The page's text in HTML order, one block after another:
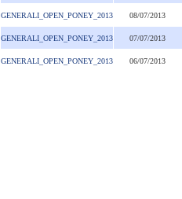
GENERALI_OPEN_PONEY_2013 08/07/2013
GENERALI_OPEN_PONEY_2013 07/07/2013
GENERALI_OPEN_PONEY_2013 06/07/2013